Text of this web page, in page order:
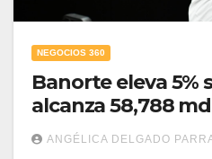
NEGOCIOS 360
Banorte eleva 5%
alcanza 58,788
ANGÉLICA DELGADO